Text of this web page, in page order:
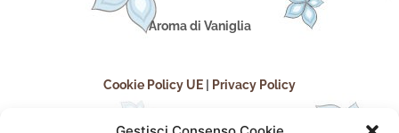
Aroma di Vaniglia
Cookie Policy UE Privacy Policy